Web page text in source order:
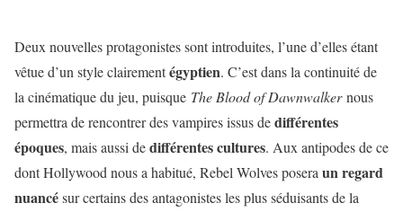
Deux nouvelles protagonistes sont introduites, l’une d’elles étant
vêtue d’un style clairementégyptien. C’est dans la continuité de
la cinématique du jeu, puisque The Blood of Dawnwalkernous
permettra de rencontrer des vampires issus dedifférentes
époques, mais aussi dedifférentes cultures. Aux antipodes de ce
dont Hollywood nous a habitué, Rebel Wolves posera un regard
nuancésur certains des antagonistes les plus séduisants de la